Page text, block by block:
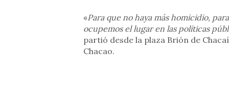
«Para que no haya más homicidio,
ocupemos el lugar en las políticas
partió desde la plaza Brión de
Chacao.